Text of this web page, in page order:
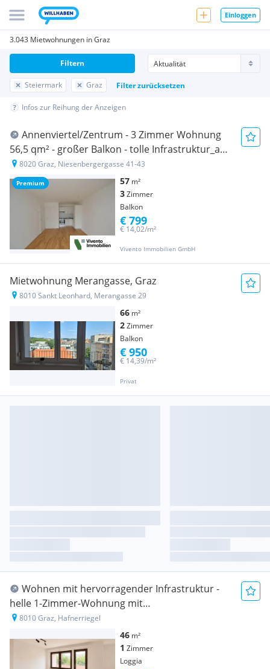
Einloggen
3.043 Mietwohnungen in Graz
Steiermark Graz Filter zurücksetzen
Filtern
Infos zur Reihung der Anzeigen
Premium
Annenviertel/Zentrum - 3 Zimmer Wohnung
56,5 qm² - großer Balkon - tolle Infrastruktur_ab
sofort
8020 Graz, Niesenbergergasse 41-43
57 m²
3Zimmer
Balkon
Vivento Immobilien GmbH
€ 14,02/m²
€ 799
Mietwohnung Merangasse, Graz
8010 Sankt Leonhard, Merangasse 29
66 m²
2Zimmer
Balkon
Privat
€ 14,39/m²
€ 950
Wohnen mit hervorragender Infrastruktur -
helle 1-Zimmer-Wohnung mit
Tiefgaragenstellplatz
8010 Graz, Hafnerriegel
46 m²
1 Zimmer
Loggia